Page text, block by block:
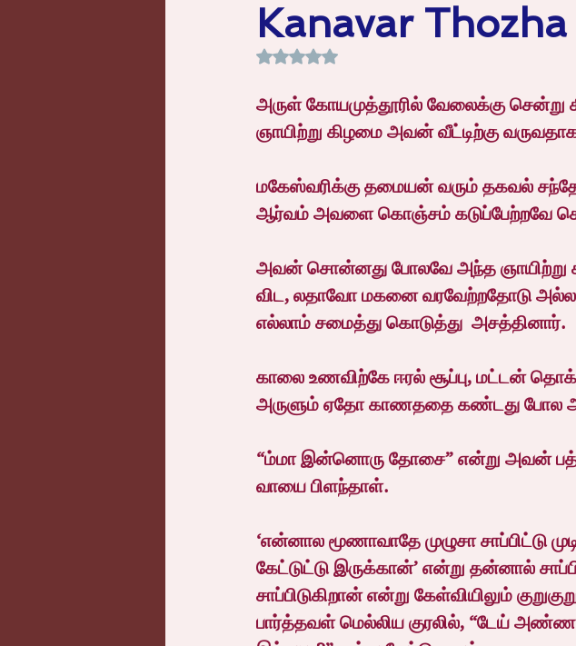
Kanavar
Rated NaN out of 5 stars.
அருள் கோயமுத்தூரில் வேலைக்கு சென்று
ஞாயிற்று கிழமை அவன் வீட்டிற்கு
மகேஸ்வரிக்கு தமையன் வரும் தகவல்
ஆர்வம் அவளை கொஞ்சம் கடுப்பேற்றவே
அவன் சொன்னது போலவே அந்த ஞாயிற்று
விட, லதாவோ மகனை வரவேற்றதோடு
எல்லாம் சமைத்து கொடுத்து  அசத்தினார்.
காலை உணவிற்கே ஈரல் சூப்பு, மட்டன்
அருளும் ஏதோ காணததை கண்டது போல
“ம்மா இன்னொரு தோசை” என்று அவன்
வாயை பிளந்தாள்.
‘என்னால மூணாவாதே முழுசா சாப்பிட்டு
கேட்டுட்டு இருக்கான்’ என்று தன்னால்
சாப்பிடுகிறான் என்று கேள்வியிலும்
பார்த்தவள் மெல்லிய குரலில், “டேய்